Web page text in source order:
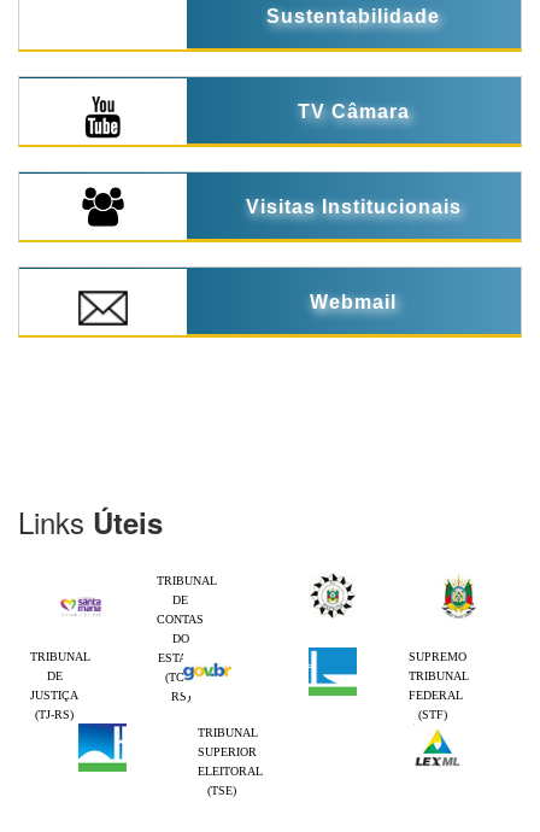
Sustentabilidade
TV Câmara
Visitas Institucionais
Webmail
Links Úteis
TRIBUNAL
DE
CONTAS
DO
ESTADO
(TCE-
RS)
TRIBUNAL
DE
JUSTIÇA
(TJ-RS)
SUPREMO
TRIBUNAL
FEDERAL
(STF)
TRIBUNAL
SUPERIOR
ELEITORAL
(TSE)